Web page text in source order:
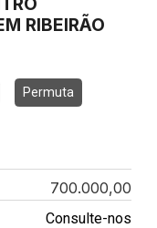
RIBEIRÃO
Permuta
700.000,00
Consulte-nos